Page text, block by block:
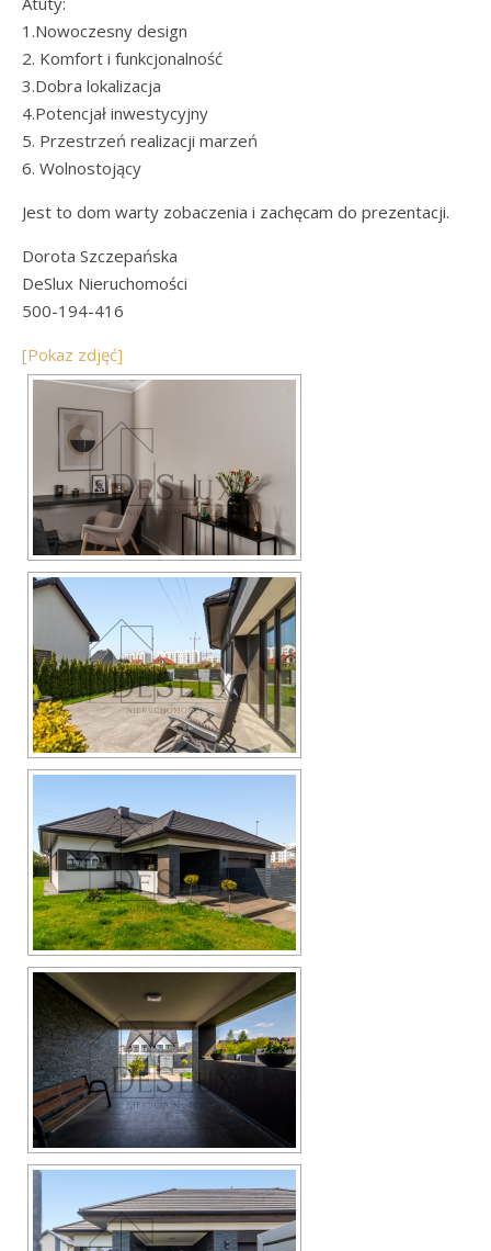
1.Nowoczesny design
2. Komfort i funkcjonalność
3.Dobra lokalizacja
4.Potencjał inwestycyjny
5. Przestrzeń realizacji marzeń
6. Wolnostojący
Jest to dom warty zobaczenia i zachęcam do prezentacji.
Dorota Szczepańska
DeSlux Nieruchomości
500-194-416
[Pokaz zdjęć]